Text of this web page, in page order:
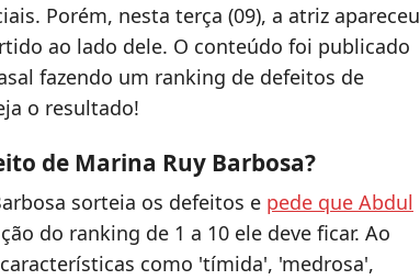
Porém, nesta terça (09), a atriz apareceu
ao lado dele. O conteúdo foi publicado
fazendo um ranking de defeitos de
o resultado!
de Marina Ruy Barbosa?
sorteia os defeitos e pede que Abdul
do ranking de 1 a 10 ele deve ficar. Ao
como 'tímida', 'medrosa',